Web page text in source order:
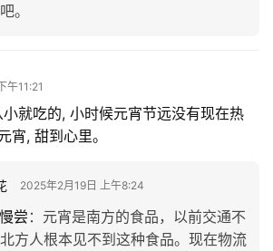
。
午11:21
就吃的, 小时候元宵节远没有现在热
宵, 甜到心里。
2025年2月19日 上午8:24
尝 ： 元宵是南方的食品，以前交通不
方人根本见不到这种食品。现在物流